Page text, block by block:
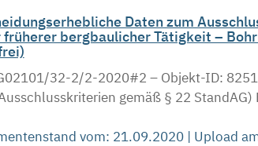
Daten zum
bergbaulicher Tätigkeit –
32-2/2-2020#2 – Objekt-ID:
gemäß § 22
vom: 21.09.2020 | Upload